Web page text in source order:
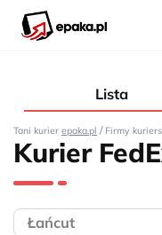
Lista
Tani kurier epaka.pl / Firmy
Kurier